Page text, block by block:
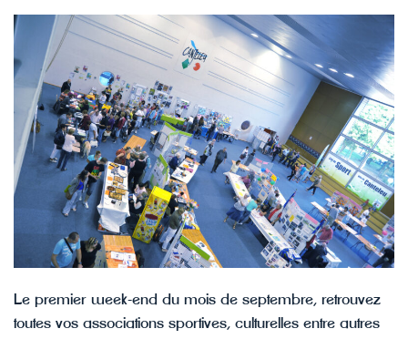
Le premier week-end du mois de septembre, retrouvez
toutes vos associations sportives, culturelles entre autres